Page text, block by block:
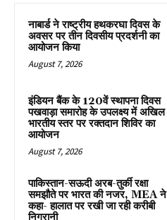
नाबार्ड ने राष्ट्रीय हथकरघा दिवस के
अवसर पर तीन दिवसीय प्रदर्शनी का
आयोजन किया
August 7, 2026
इंडियन बैंक के 120वें स्थापना दिवस
पखवाड़ा समारोह के उपलक्ष्य में अखिल
भारतीय स्तर पर रक्तदान शिविर का
आयोजन
August 7, 2026
पाकिस्तान-सऊदी अरब-तुर्की रक्षा
समझौते पर भारत की नजर, MEA ने
कहा- हालात पर रखी जा रही करीबी